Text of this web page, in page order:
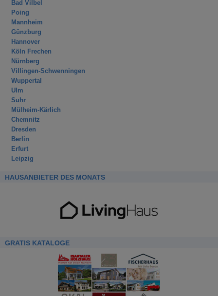
Bad Vilbel
Poing
Mannheim
Günzburg
Hannover
Köln Frechen
Nürnberg
Villingen-Schwenningen
Wuppertal
Ulm
Suhr
Mülheim-Kärlich
Chemnitz
Dresden
Berlin
Erfurt
Leipzig
HAUSANBIETER DES MONATS
GRATIS KATALOGE